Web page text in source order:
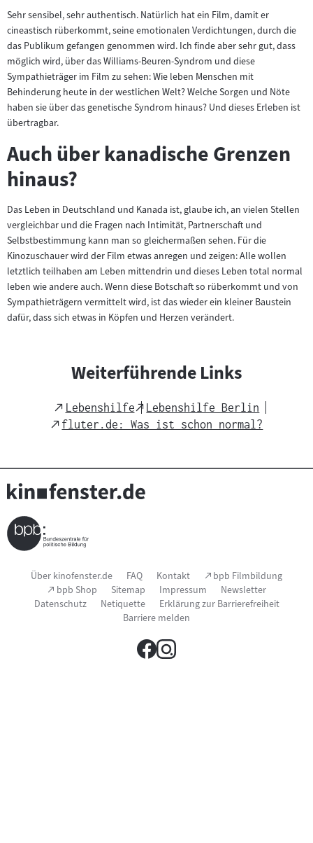
Sehr sensibel, sehr authentisch. Natürlich hat ein Film, damit er
cineastisch rüberkommt, seine emotionalen Verdichtungen, durch die
das Publikum gefangen genommen wird. Ich finde aber sehr gut, dass
möglich wird, über das Williams-Beuren-Syndrom und diese
Sympathieträger im Film zu sehen: Wie leben Menschen mit
Behinderung heute in der westlichen Welt? Welche Sorgen und Nöte
haben sie über das genetische Syndrom hinaus? Und dieses Erleben ist
übertragbar.
Auch über kanadische Grenzen
hinaus?
Das Leben in Deutschland und Kanada ist, glaube ich, an vielen Stellen
vergleichbar und die Fragen nach Intimität, Partnerschaft und
Selbstbestimmung kann man so gleichermaßen sehen. Für die
Kinozuschauer wird der Film etwas anregen und zeigen: Alle wollen
letztlich teilhaben am Leben mittendrin und dieses Leben total normal
leben wie andere auch. Wenn diese Botschaft so rüberkommt und von
Sympathieträgern vermittelt wird, ist das wieder ein kleiner Baustein
dafür, dass sich etwas in Köpfen und Herzen verändert.
Weiterführende Links
External
Link
Lebenshilfe
External
Link
Lebenshilfe Berlin
External
fluter.de: Was ist schon normal?
Seitenfußnavigation
Über kinofenster.de FAQ Kontakt (Link
öffnet
im
neuen
bpb Filmbildung
(Link
öffnet
im
bpb Shop Sitemap Impressum
Newsletter
Datenschutz
Netiquette
Erklärung zur Barrierefreiheit
Barriere melden